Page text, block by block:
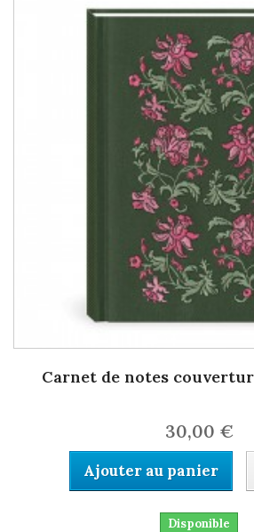
Carnet de notes
30,00 €
Ajouter au panier
Disponible